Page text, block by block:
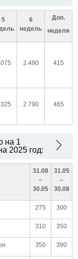
5
6
недель
Доп.
неделя
2.490 415
2.790 465
на 1
2025 год:
31.08
–
30.05
31.05
–
30.08
275 300
310 350
350 390